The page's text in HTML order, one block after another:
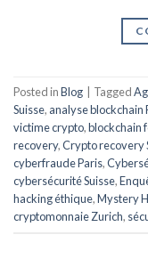
Posted inBlog Tagged
Suisse, analyse blockchain
victime crypto,blockchain
recovery,Crypto recovery
cyberfraude Paris,
cybersécurité Suisse,
hacking éthique,Mystery
cryptomonnaie Zurich,